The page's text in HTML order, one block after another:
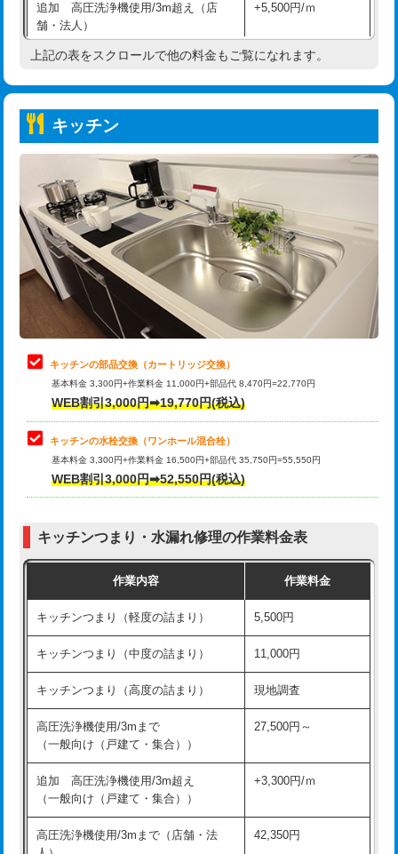
持込商品取付（浄水器・分岐水栓） 16,500円
持込商品取付（温水洗浄便座） 22,000円
持込商品取付（普通便座⇔温水洗浄便
22,000円
給水管工事※（ホール加工)
給水管工事※（バンド止め) 3,300円
給水管工事※（支持金具設置) 5,500円
給水管工事※（保温材使用（バンド止
め込み）)
5,500円
給水管工事※（土の掘削・埋め戻し作
11,000円
給水管工事※（塩ビ管（VP・HI）使
用/3ｍまで)
給水管工事※（塩ビ管（VP・HI）使
用（追加）/3ｍ超え)
給水管工事※（ライニング鋼管・銅
管・ポリ管・HT管使用/3ｍまで)
44,000円
管・ポリ管・HT管使用/3ｍ超え)
排水管工事（土の掘削・埋め戻し作
11,000円~
排水管工事（排水管工事/3ｍまで） 55,000円
排水管工事（追加 排水管工事/3ｍ超
+11,000円
マス交換（深さ50㎝未満）
マス交換（深さ50㎝以上） 66,000円
コンクリート斫り（厚さ10㎝まで）
追加 高圧洗浄機使用/3m超え（店
舗・法人）
+5,500円/ｍ
高度高圧洗浄換 現地調査
トーラー機使用/3mまで
追加トーラー機使用/3m超え +3,300円
カメラ調査 33,000円
桝清掃 8,800円
止水・漏水調査・防水処理・清掃・修
理・調整・分解・加工など（軽作業）
11,000円
止水・漏水調査・防水処理・清掃・修
理・調整・分解・加工など（中作業）
22,000円
止水・漏水調査・防水処理・清掃・修
理・調整・分解・加工など（重作業）
33,000円
お風呂タンク脱着
その他部品の脱着
式・ワンホール）)
交換・取付(排水栓・排水トラップ
22,000円+材料費
持込商品取付（単水栓）
持込商品取付（混合水栓） 16,500円
上記の表をスクロールで他の料金もご覧になれます。
キッチン
キッチンの部品交換（カートリッジ交換）
基本料金 3,300円+作業料金 11,000円+部品代 8,470円=22,770円
WEB割引3,000円➡19,770円(税込)
キッチンの水栓交換（ワンホール混合栓）
基本料金 3,300円+作業料金 16,500円+部品代 35,750円=55,550円
WEB割引3,000円➡52,550円(税込)
キッチンつまり・水漏れ修理の作業料金表
作業内容 作業料金
キッチンつまり（軽度の詰まり） 5,500円
キッチンつまり（中度の詰まり） 11,000円
キッチンつまり（高度の詰まり） 現地調査
高圧洗浄機使用/3mまで
（一般向け（戸建て・集合））
27,500円～
追加 高圧洗浄機使用/3m超え
（一般向け（戸建て・集合））
+3,300円/ｍ
高圧洗浄機使用/3mまで（店舗・法
42,350円